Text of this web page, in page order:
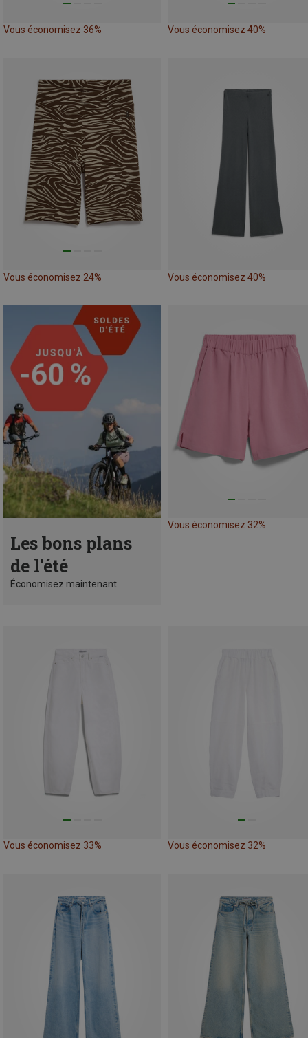
Vous économisez 36% Vous économisez 40%
Vous économisez 24% Vous économisez 40%
Les bons plans
de l'été
Économisez maintenant
Vous économisez 32%
Vous économisez 33% Vous économisez 32%